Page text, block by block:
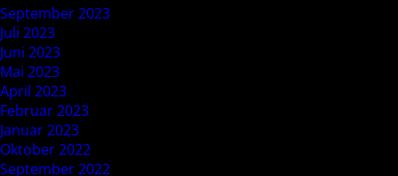
September 2023
Juli 2023
Juni 2023
Mai 2023
April 2023
Februar 2023
Januar 2023
Oktober 2022
September 2022